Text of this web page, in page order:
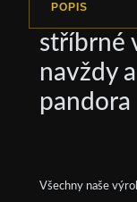
POPIS
stříbrné
navždy
pandora
Všechny naše